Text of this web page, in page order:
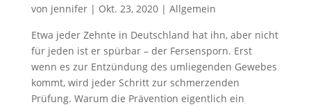
von jennifer| Okt. 23, 2020| Allgemein
Etwa jeder Zehnte in Deutschland hat ihn, aber nicht
für jeden ist er spürbar – der Fersensporn. Erst
wenn es zur Entzündung des umliegenden Gewebes
kommt, wird jeder Schritt zur schmerzenden
Prüfung. Warum die Prävention eigentlich ein